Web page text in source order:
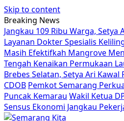
Skip to content
Breaking News
Jangkau 109 Ribu Warga,
Layanan Dokter Spesialis
Masih Efektifkah Mangrove
Tengah Kenaikan Permukaan
Brebes Selatan, Setya Ari
CDOB Pemkot Semarang
Puncak Kemarau Wakil Ketua
Sensus Ekonomi Jangkau